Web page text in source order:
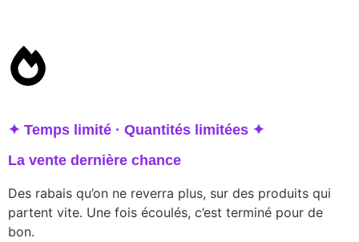
✦ Temps limité · Quantités limitées ✦
La vente dernière chance
Des rabais qu’on ne reverra plus, sur des produits qui
partent vite. Une fois écoulés, c’est terminé pour de
bon.